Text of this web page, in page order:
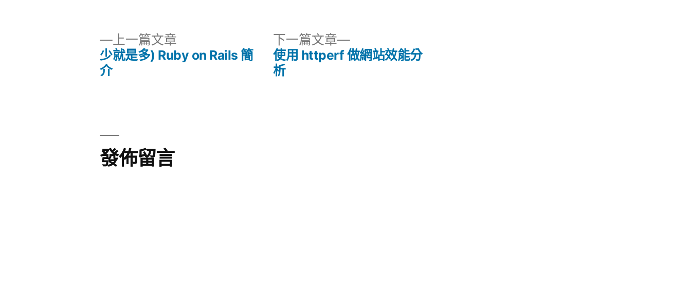
上一篇文章
一
少就是多) Ruby on Rails 簡
介
下一篇文章
下
一
使用 httperf 做網站效能分
析
發佈留言